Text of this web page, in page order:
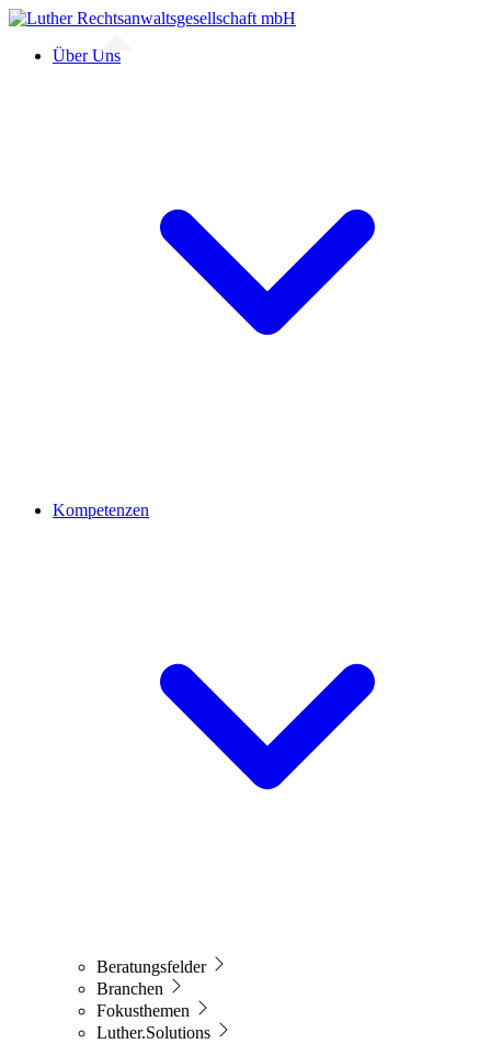
Über Uns
Kompetenzen
Beratungsfelder
Branchen
Fokusthemen
Luther.Solutions